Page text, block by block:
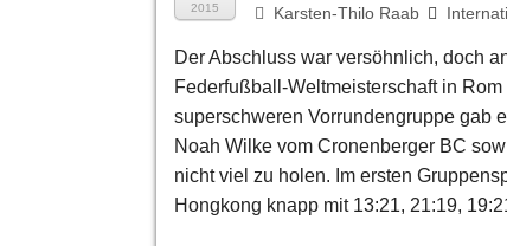
2015 Karsten-Thilo Raab
Der Abschluss war versöhnlich, doch
Federfußball-Weltmeisterschaft in
superschweren Vorrundengruppe gab
Noah Wilke vom Cronenberger BC
nicht viel zu holen. Im ersten
Hongkong knapp mit 13:21, 21:19,